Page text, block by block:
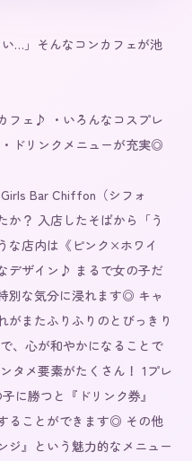
い…」そんなコンカフェが池
フェ♪ ・いろんなコスプレ
ドリンクメニューが充実◎
Bar Chiffon（シフォ
か？ 入店したそばから「う
な店内は《ピンク×ホワイ
デザイン♪ まるで女の子だ
別な気分に浸れます◎ キャ
がまたふりふりのとびっきり
、心が和やかになることで
タメ要素がたくさん！ 1プレ
に勝つと『ドリンク券』
ることができます◎ その他
ジ』という魅力的なメニュー